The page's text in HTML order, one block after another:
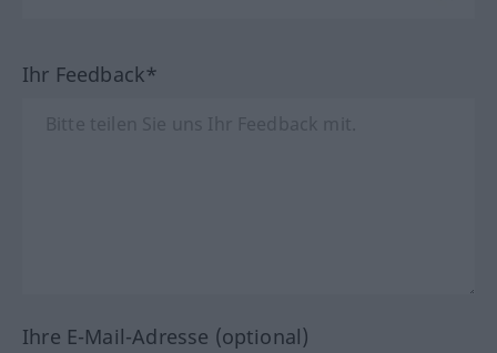
Ihr Feedback*
Ihre E-Mail-Adresse (optional)